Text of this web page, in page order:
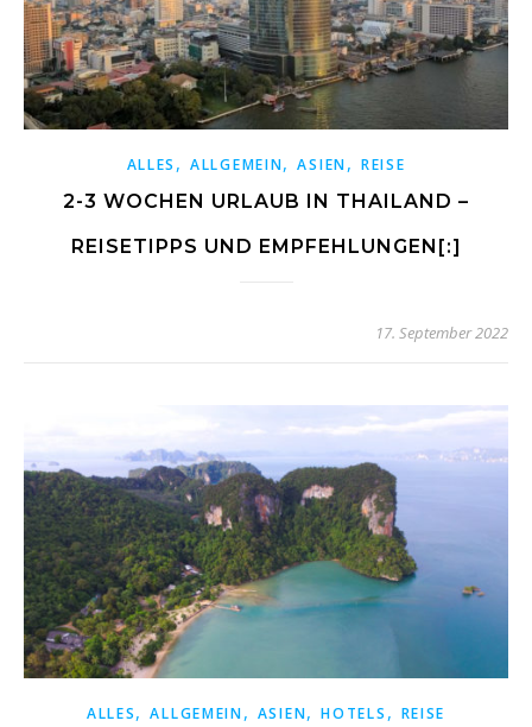
ALLES ,ALLGEMEIN,ASIEN, REISE
2-3 WOCHEN URLAUB IN THAILAND –
REISETIPPS UND EMPFEHLUNGEN[:]
17. September 2022
ALLES,ALLGEMEIN, ASIEN,HOTELS , REISE